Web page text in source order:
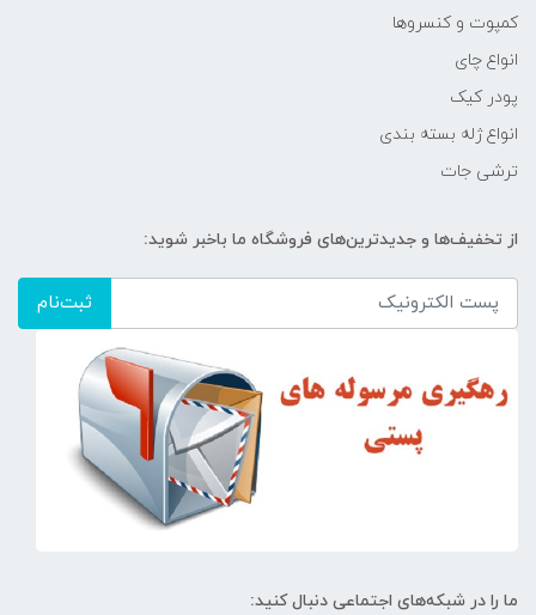
کمپوت و کنسروها
انواع چای
پودر کیک
انواع ژله بسته بندی
ترشی جات
از تخفیف‌ها و جدیدترین‌های فروشگاه ما باخبر شوید:
ثبت‌نام
ما را در شبکه‌های اجتماعی دنبال کنید: